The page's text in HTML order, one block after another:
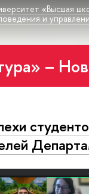
«Высшая
и
–